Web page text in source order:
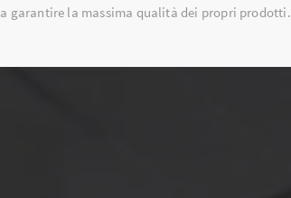
a garantire la massima qualità dei propri prodotti.